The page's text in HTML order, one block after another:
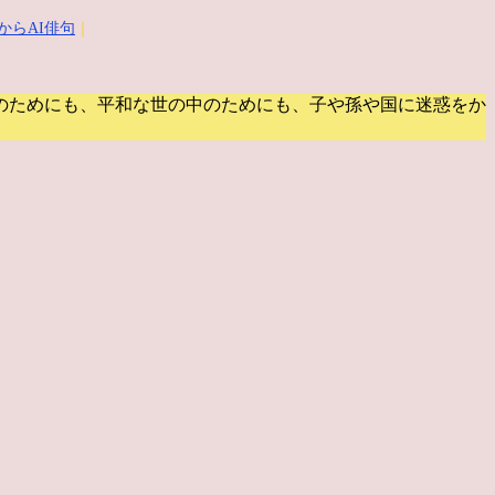
らAI俳句
ためにも、平和な世の中のためにも、子や孫や国に迷惑をか